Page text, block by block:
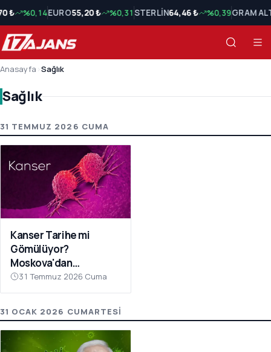
₺ %0,14EURO55,20 ₺ %0,31STERLİN64,46 ₺ %0,39GRAM
Anasayfa Sağlık
Sağlık
Sağlık Son Haberler
31 TEMMUZ 2026 CUMA
Kanser Tarihe mi
Gömülüyor?
Moskova'dan
Heyecanlandıran
Haber
31 Temmuz 2026 Cuma
31 OCAK 2026 CUMARTESI